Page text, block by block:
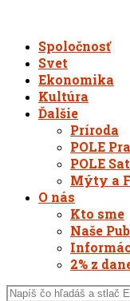
Spoločnosť
Svet
Ekonomika
Kultúra
Ďalšie
Príroda
POLE
POLE
Mýty a
O nás
Kto sme
Naše
2% z